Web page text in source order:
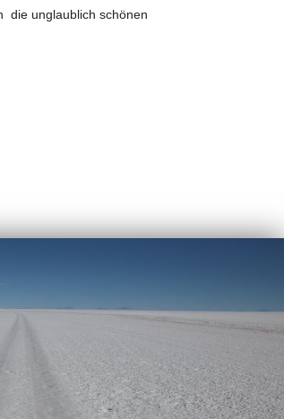
die unglaublich schönen